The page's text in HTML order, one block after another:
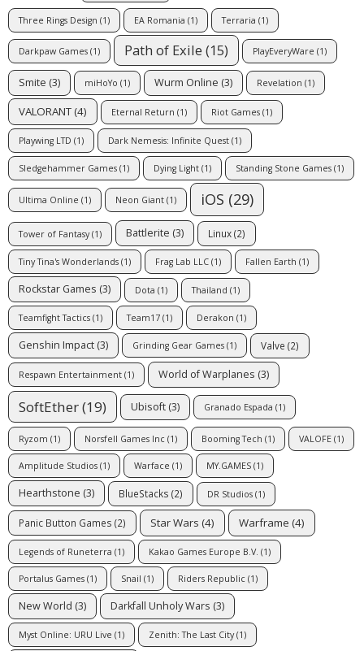
Three Rings Design (1) EA Romania (1) Terraria (1)
Darkpaw Games (1) Path of Exile (15) PlayEveryWare (1)
Smite (3) miHoYo (1) Wurm Online (3) Revelation (1)
VALORANT (4) Eternal Return (1) Riot Games (1)
Playwing LTD (1) Dark Nemesis: Infinite Quest (1)
Sledgehammer Games (1) Dying Light (1) Standing Stone Games (1)
Ultima Online (1) Neon Giant (1) iOS (29)
Tower of Fantasy(1) Battlerite (3) Linux(2)
Tiny Tina's Wonderlands (1) Frag Lab LLC (1) Fallen Earth (1)
Rockstar Games (3) Dota (1) Thailand (1)
Teamfight Tactics (1) Team17 (1) Derakon (1)
Genshin Impact (3) Grinding Gear Games (1) Valve (2)
Respawn Entertainment (1) World of Warplanes (3)
SoftEther(19) Ubisoft (3) Granado Espada (1)
Ryzom (1) Norsfell Games Inc (1) Booming Tech (1) VALOFE (1)
Amplitude Studios (1) Warface (1) MY.GAMES (1)
Hearthstone (3) BlueStacks (2) DR Studios (1)
Panic Button Games (2) Star Wars (4) Warframe (4)
Legends of Runeterra (1) Kakao Games Europe B.V. (1)
Portalus Games (1) Snail (1) Riders Republic (1)
New World (3) Darkfall Unholy Wars (3)
Myst Online: URU Live (1) Zenith: The Last City(1)